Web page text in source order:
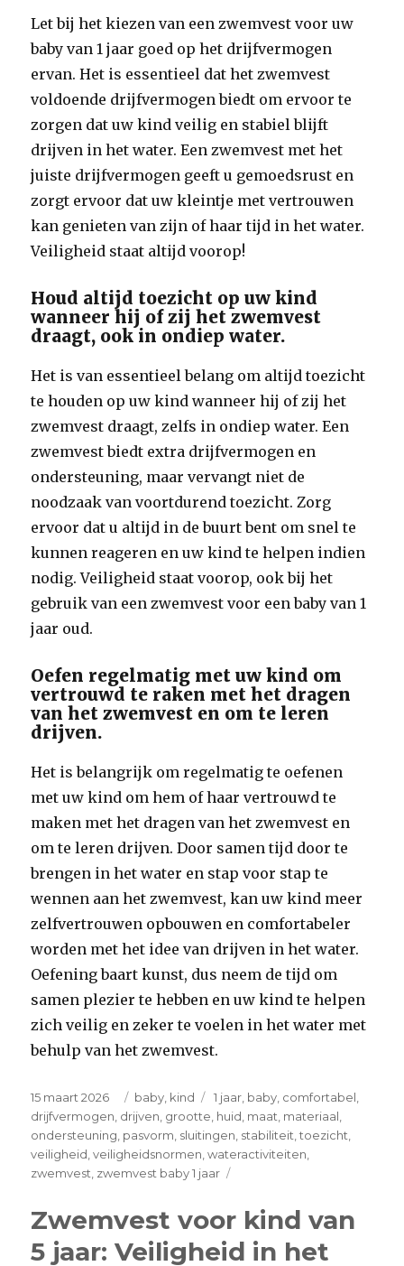
Let bij het kiezen van een zwemvest voor uw
baby van 1 jaar goed op het drijfvermogen
ervan. Het is essentieel dat het zwemvest
voldoende drijfvermogen biedt om ervoor te
zorgen dat uw kind veilig en stabiel blijft
drijven in het water. Een zwemvest met het
juiste drijfvermogen geeft u gemoedsrust en
zorgt ervoor dat uw kleintje met vertrouwen
kan genieten van zijn of haar tijd in het water.
Veiligheid staat altijd voorop!
Houd altijd toezicht op uw kind
wanneer hij of zij het zwemvest
draagt, ook in ondiep water.
Het is van essentieel belang om altijd toezicht
te houden op uw kind wanneer hij of zij het
zwemvest draagt, zelfs in ondiep water. Een
zwemvest biedt extra drijfvermogen en
ondersteuning, maar vervangt niet de
noodzaak van voortdurend toezicht. Zorg
ervoor dat u altijd in de buurt bent om snel te
kunnen reageren en uw kind te helpen indien
nodig. Veiligheid staat voorop, ook bij het
gebruik van een zwemvest voor een baby van 1
jaar oud.
Oefen regelmatig met uw kind om
vertrouwd te raken met het dragen
van het zwemvest en om te leren
drijven.
Het is belangrijk om regelmatig te oefenen
met uw kind om hem of haar vertrouwd te
maken met het dragen van het zwemvest en
om te leren drijven. Door samen tijd door te
brengen in het water en stap voor stap te
wennen aan het zwemvest, kan uw kind meer
zelfvertrouwen opbouwen en comfortabeler
worden met het idee van drijven in het water.
Oefening baart kunst, dus neem de tijd om
samen plezier te hebben en uw kind te helpen
zich veilig en zeker te voelen in het water met
behulp van het zwemvest.
Posted
on
15 maart 2026 Categories
baby kind Tags
1 jaar baby comfortabel
drijfvermogen drijven grootte huid maat materiaal
ondersteuning pasvorm sluitingen stabiliteit ,toezicht
veiligheid ,veiligheidsnormen ,wateractiviteiten
zwemvest zwemvest baby 1 jaar
zwemvest
voor
baby
Zwemvest voor kind van
5 jaar: Veiligheid in het